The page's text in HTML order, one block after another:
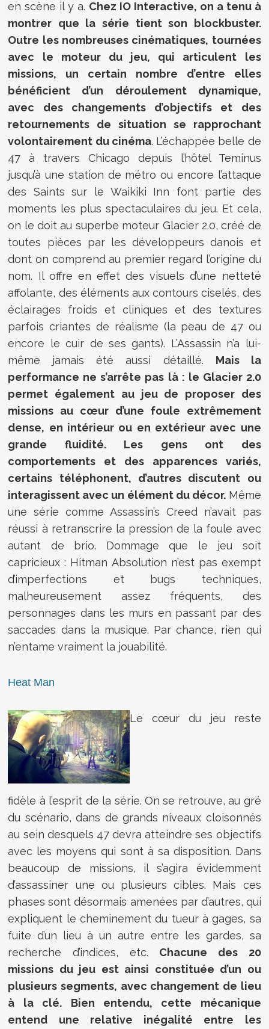
en scène il y a. Chez IO Interactive, on a tenu à
montrer que la série tient son blockbuster.
Outre les nombreuses cinématiques, tournées
avec le moteur du jeu, qui articulent les
missions, un certain nombre d’entre elles
bénéficient d’un déroulement dynamique,
avec des changements d’objectifs et des
retournements de situation se rapprochant
volontairement du cinéma. L’échappée belle de
47 à travers Chicago depuis l’hôtel Teminus
jusqu’à une station de métro ou encore l’attaque
des Saints sur le Waikiki Inn font partie des
moments les plus spectaculaires du jeu. Et cela,
on le doit au superbe moteur Glacier 2.0, créé de
toutes pièces par les développeurs danois et
dont on comprend au premier regard l’origine du
nom. Il offre en effet des visuels d’une netteté
affolante, des éléments aux contours ciselés, des
éclairages froids et cliniques et des textures
parfois criantes de réalisme (la peau de 47 ou
encore le cuir de ses gants). L’Assassin n’a lui-
même jamais été aussi détaillé. Mais la
performance ne s’arrête pas là : le Glacier 2.0
permet également au jeu de proposer des
missions au cœur d’une foule extrêmement
dense, en intérieur ou en extérieur avec une
grande fluidité. Les gens ont des
comportements et des apparences variés,
certains téléphonent, d’autres discutent ou
interagissent avec un élément du décor.Même
une série comme Assassin’s Creed n’avait pas
réussi à retranscrire la pression de la foule avec
autant de brio. Dommage que le jeu soit
capricieux : Hitman Absolution n’est pas exempt
d’imperfections et bugs techniques,
malheureusement assez fréquents, des
personnages dans les murs en passant par des
saccades dans la musique. Par chance, rien qui
n’entame vraiment la jouabilité.
Heat Man
Le cœur du jeu reste
fidèle à l’esprit de la série. On se retrouve, au gré
du scénario, dans de grands niveaux cloisonnés
au sein desquels 47 devra atteindre ses objectifs
avec les moyens qui sont à sa disposition. Dans
beaucoup de missions, il s’agira évidemment
d’assassiner une ou plusieurs cibles. Mais ces
phases sont désormais amenées par d’autres, qui
expliquent le cheminement du tueur à gages, sa
fuite d’un lieu à un autre entre les gardes, sa
recherche d’indices, etc. Chacune des 20
missions du jeu est ainsi constituée d’un ou
plusieurs segments, avec changement de lieu
à la clé. Bien entendu, cette mécanique
entend une relative inégalité entre les